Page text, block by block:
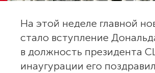
На этой неделе главной
стало вступление
в должность президента
инаугурации его